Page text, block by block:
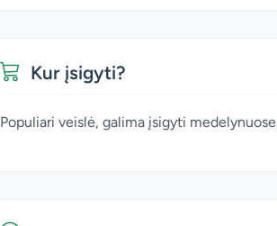
Kur įsigyti?
Populiari veislė, galima įsigyti